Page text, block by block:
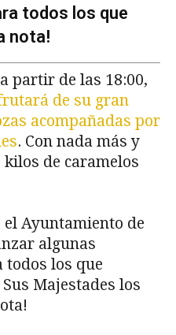
todos los que
nota!
partir de las 18:00,
de su gran
acompañadas por
. Con nada más y
kilos de caramelos
Ayuntamiento de
algunas
todos los que
Majestades los